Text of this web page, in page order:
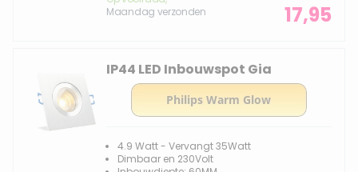
Maandag verzonden
17,95
IP44 LED Inbouwspot Gia
4.9 Watt - Vervangt 35Watt
Dimbaar en 230Volt